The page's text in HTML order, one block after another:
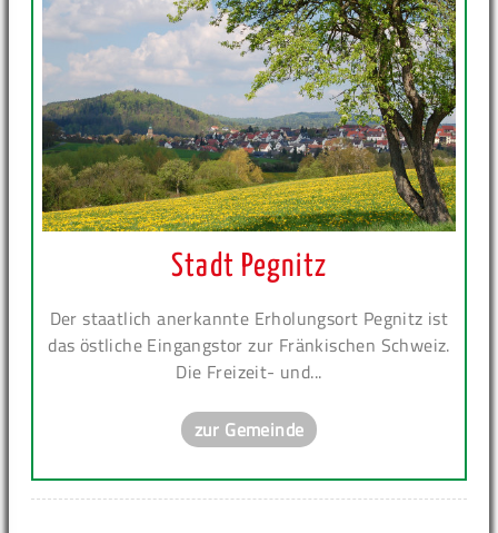
Stadt Pegnitz
Der staatlich anerkannte Erholungsort Pegnitz ist
das östliche Eingangstor zur Fränkischen Schweiz.
Die Freizeit- und...
zur Gemeinde